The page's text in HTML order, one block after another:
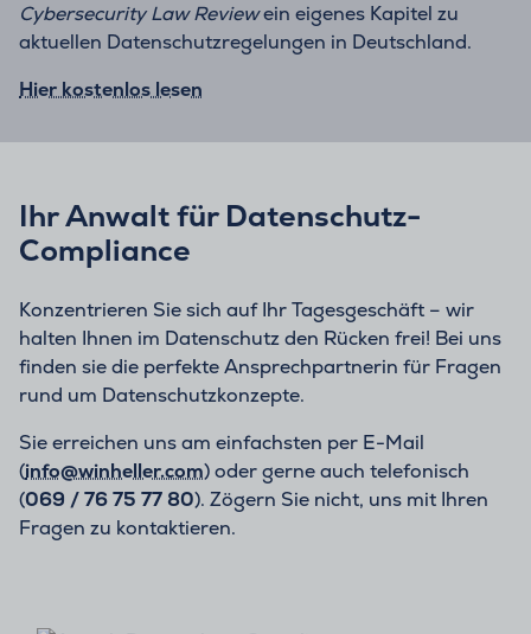
Cybersecurity Law Reviewein eigenes Kapitel zu
aktuellen Datenschutzregelungen in Deutschland.
Hier kostenlos lesen
Ihr Anwalt für Datenschutz-
Compliance
Konzentrieren Sie sich auf Ihr Tagesgeschäft – wir
halten Ihnen im Datenschutz den Rücken frei! Bei uns
finden sie die perfekte Ansprechpartnerin für Fragen
rund um Datenschutzkonzepte.
Sie erreichen uns am einfachsten per E-Mail
(info@winheller.com) oder gerne auch telefonisch
(069 / 76 75 77 80). Zögern Sie nicht, uns mit Ihren
Fragen zu kontaktieren.